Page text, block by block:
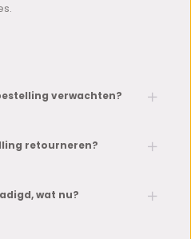
verwachten?
retourneren?
wat nu?